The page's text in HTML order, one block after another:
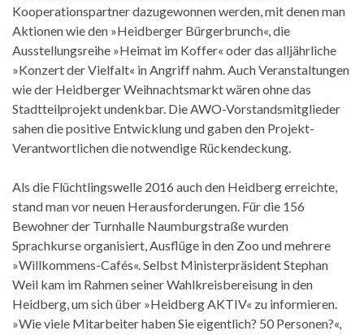
Kooperationspartner dazugewonnen werden, mit denen man
Aktionen wie den »Heidberger Bürgerbrunch«, die
Ausstellungsreihe »Heimat im Koffer« oder das alljährliche
»Konzert der Vielfalt« in Angriff nahm. Auch Veranstaltungen
wie der Heidberger Weihnachtsmarkt wären ohne das
Stadtteilprojekt undenkbar. Die AWO-Vorstandsmitglieder
sahen die positive Entwicklung und gaben den Projekt-
Verantwortlichen die notwendige Rückendeckung.
Als die Flüchtlingswelle 2016 auch den Heidberg erreichte,
stand man vor neuen Herausforderungen. Für die 156
Bewohner der Turnhalle Naumburgstraße wurden
Sprachkurse organisiert, Ausflüge in den Zoo und mehrere
»Willkommens-Cafés«. Selbst Ministerpräsident Stephan
Weil kam im Rahmen seiner Wahlkreisbereisung in den
Heidberg, um sich über »Heidberg AKTIV« zu informieren.
»Wie viele Mitarbeiter haben Sie eigentlich? 50 Personen?«,